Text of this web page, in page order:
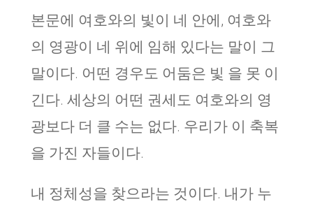
본문에 여호와의 빛이 네 안에, 여호와
의 영광이 네 위에 임해 있다는 말이 그
말이다. 어떤 경우도 어둠은 빛 을 못 이
긴다. 세상의 어떤 권세도 여호와의 영
광보다 더 클 수는 없다. 우리가 이 축복
을 가진 자들이다.
내 정체성을 찾으라는 것이다. 내가 누